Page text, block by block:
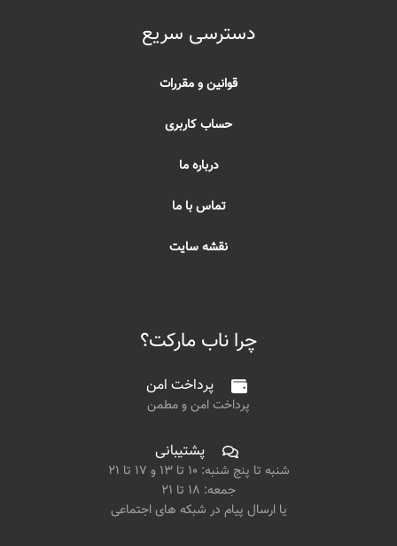
دسترسی سریع
قوانین و مقررات
حساب کاربری
درباره ما
تماس با ما
نقشه سایت
چرا ناب مارکت؟
پرداخت امن
پرداخت امن و مطمن
پشتیبانی
شنبه تا پنج شنبه: ۱۰ تا ۱۳ و ۱۷ تا ۲۱
جمعه: ۱۸ تا ۲۱
یا ارسال پیام در شبکه های اجتماعی